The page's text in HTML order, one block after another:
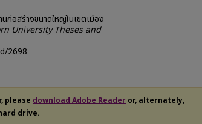
ก่อสร้างขนาดใหญ่ในเขตเมือง
University Theses and
2698
please download Adobe Reader or, alternately,
drive.